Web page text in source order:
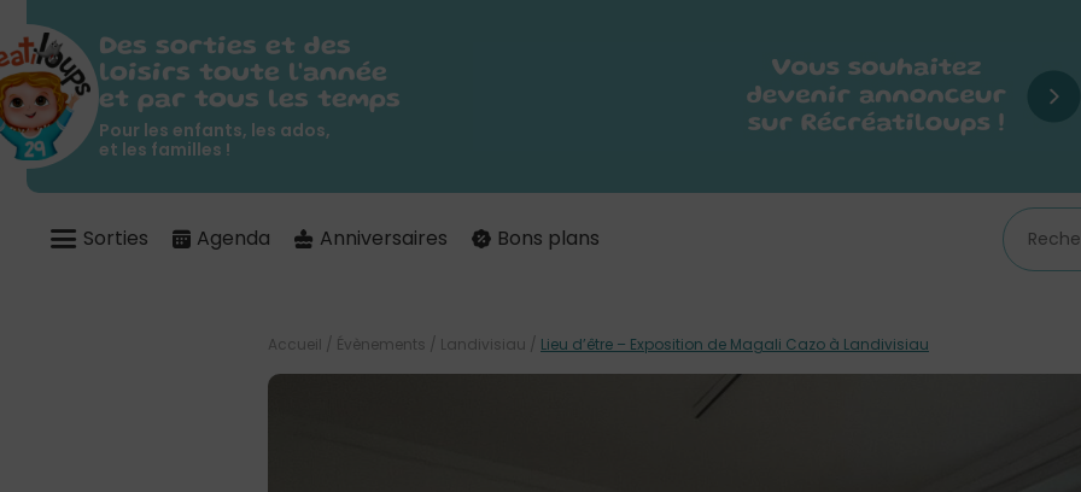
Des sorties et des
loisirs toute l'année
et par tous les temps
Pour les enfants, les ados,
et les familles !
Sorties Agenda Anniversaires Bons plans
Accueil / Évènements / Landivisiau / Lieu d’être – Exposition de Magali Cazo à Landivisiau